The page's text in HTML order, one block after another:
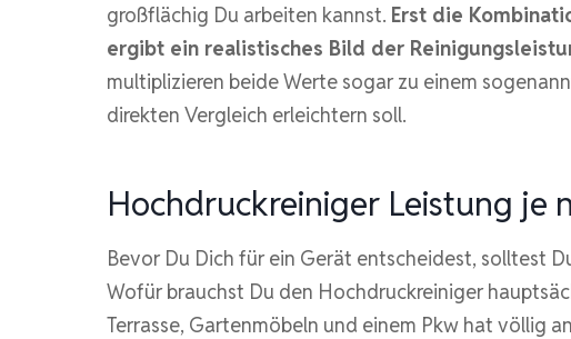
großflächig Du arbeiten kannst. Erst die
ergibt ein realistisches Bild der
multiplizieren beide Werte sogar zu einem
direkten Vergleich erleichtern soll.
Hochdruckreiniger Leistung je
Bevor Du Dich für ein Gerät entscheidest, solltest
Wofür brauchst Du den Hochdruckreiniger
Terrasse, Gartenmöbeln und einem Pkw hat völlig